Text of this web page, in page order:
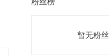
暂无粉丝